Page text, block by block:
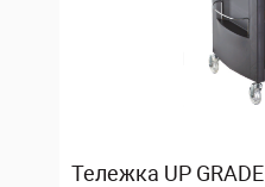
Тележка UP GRADE